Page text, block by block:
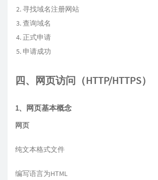
寻找域名注册网站
查询域名
正式申请
申请成功
四、网页访问（HTTP/HTTPS）
1、网页基本概念
网页
纯文本格式文件
编写语言为HTML